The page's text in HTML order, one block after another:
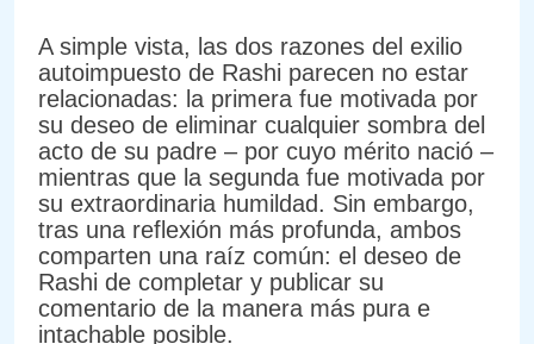
A simple vista, las dos razones del exilio
autoimpuesto de Rashi parecen no estar
relacionadas: la primera fue motivada por
su deseo de eliminar cualquier sombra del
acto de su padre – por cuyo mérito nació –
mientras que la segunda fue motivada por
su extraordinaria humildad. Sin embargo,
tras una reflexión más profunda, ambos
comparten una raíz común: el deseo de
Rashi de completar y publicar su
comentario de la manera más pura e
intachable posible.